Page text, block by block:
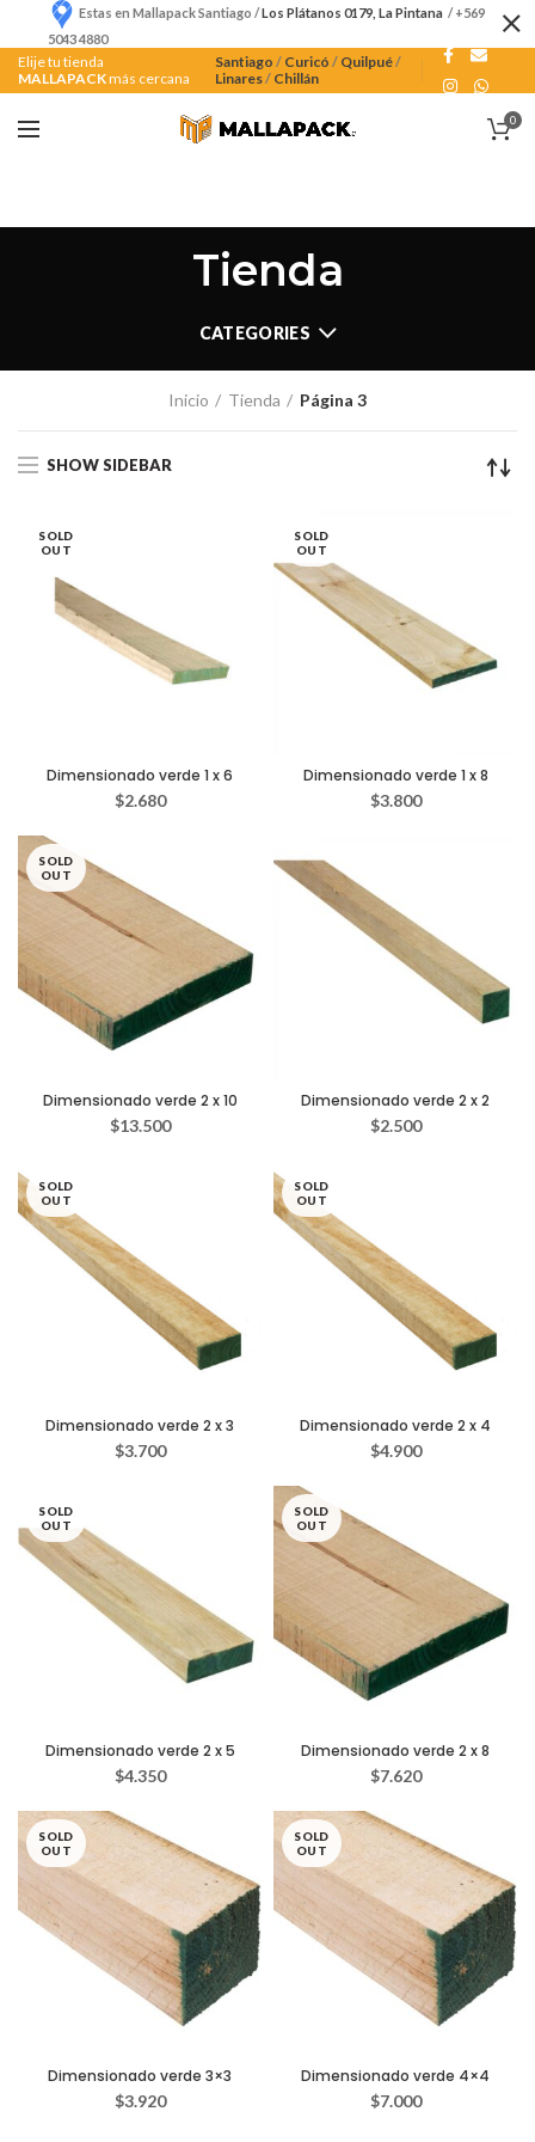
Elije tu tienda
MALLAPACKmás cercana
Santiago / Curicó / Quilpué/
Linares/ Chillán
0
Tienda
CATEGORIES
Inicio Tienda Página 3
SHOW SIDEBAR
SOLD
OUT
Dimensionado verde 1 x 6
$2.680
SOLD
OUT
Dimensionado verde 1 x 8
$3.800
SOLD
OUT
Dimensionado verde 2 x 10
$13.500
Dimensionado verde 2 x 2
$2.500
SOLD
OUT
Dimensionado verde 2 x 3
$3.700
SOLD
OUT
Dimensionado verde 2 x 4
$4.900
SOLD
OUT
Dimensionado verde 2 x 5
$4.350
SOLD
OUT
Dimensionado verde 2 x 8
$7.620
SOLD
OUT
Dimensionado verde 3×3
$3.920
SOLD
OUT
Dimensionado verde 4×4
$7.000
Estas en Mallapack Santiago /Los Plátanos 0179, La Pintana / +569
5043 4880